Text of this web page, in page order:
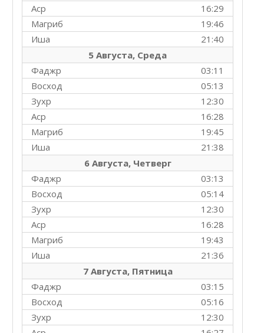
16:29
Аср
19:46
Магриб
21:40
Иша
5 Августа, Среда
03:11
Фаджр
05:13
Восход
12:30
Зухр
16:28
Аср
19:45
Магриб
21:38
Иша
6 Августа, Четверг
03:13
Фаджр
05:14
Восход
12:30
Зухр
16:28
Аср
19:43
Магриб
21:36
Иша
7 Августа, Пятница
03:15
Фаджр
05:16
Восход
12:30
Зухр